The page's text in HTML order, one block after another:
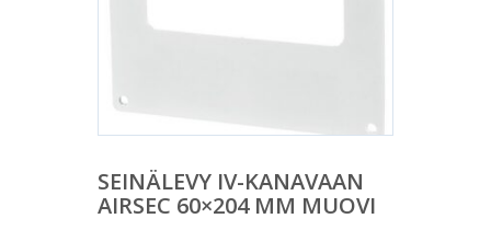
SEINÄLEVY IV-KANAVAAN
AIRSEC 60×204 MM MUOVI